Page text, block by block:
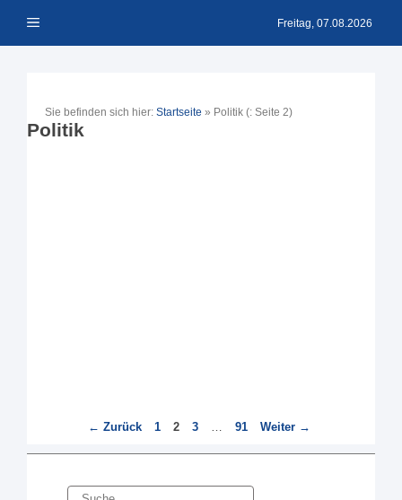
Inhalt Menü Freitag, 07.08.2026
Sie befinden sich hier: Startseite » Politik (: Seite 2)
Politik
← Zurück Seite
1 Seite
2 Seite
3 … Seite
91 Weiter →
Suche